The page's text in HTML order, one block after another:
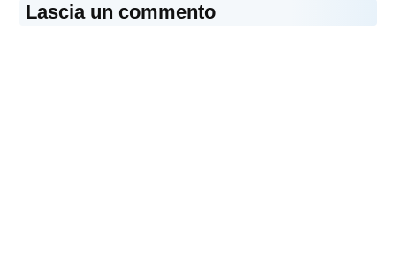
Lascia un commento